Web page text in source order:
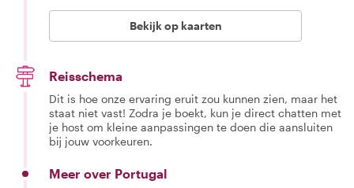
Bekijk op kaarten
Reisschema
Dit is hoe onze ervaring eruit zou kunnen zien, maar het
staat niet vast! Zodra je boekt, kun je direct chatten met
je host om kleine aanpassingen te doen die aansluiten
bij jouw voorkeuren.
Meer over Portugal